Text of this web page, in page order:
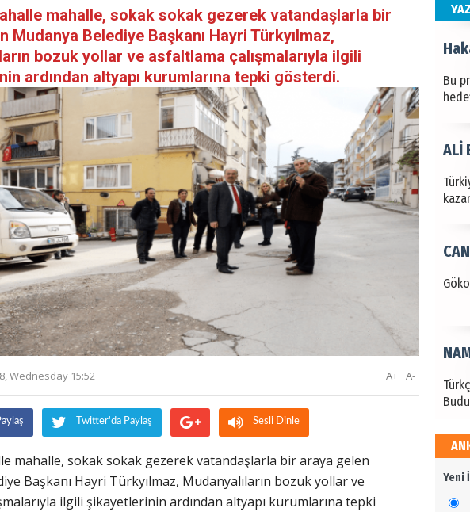
mahalle, sokak sokak gezerek vatandaşlarla bir
Mudanya Belediye Başkanı Hayri Türkyılmaz,
bozuk yollar ve asfaltlama çalışmalarıyla ilgili
ardından altyapı kurumlarına tepki gösterdi.
Wednesday 15:52 A-
A+
Twitter'da Paylaş Sesli Dinle
mahalle, sokak sokak gezerek vatandaşlarla bir araya gelen
Başkanı Hayri Türkyılmaz, Mudanyalıların bozuk yollar ve
ilgili şikayetlerinin ardından altyapı kurumlarına tepki
Bu
ALİ
Yeni